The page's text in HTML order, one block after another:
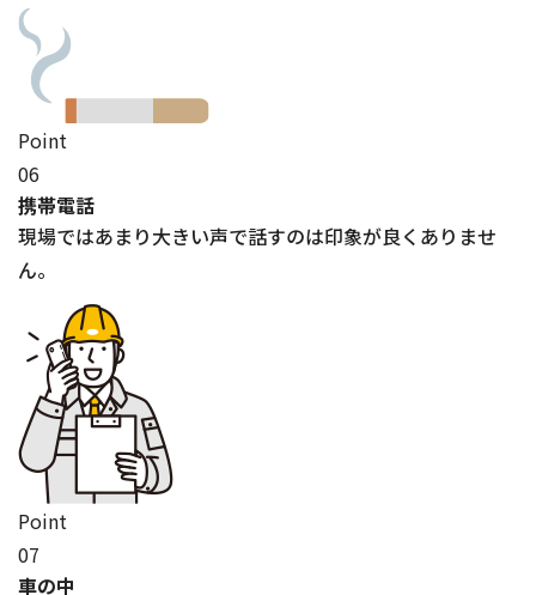
Point
06
携帯電話
現場ではあまり大きい声で話すのは印象が良くありませ
ん。
Point
07
車の中